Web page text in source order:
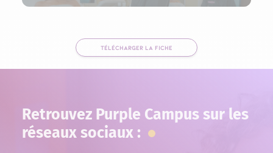
TÉLÉCHARGER LA FICHE
Retrouvez Purple Campus sur les
réseaux sociaux :